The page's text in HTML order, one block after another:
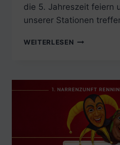
die 5. Jahreszeit feiern
unserer Stationen
WEITERLESEN UNSER
KAMPAGNE
2023/2024